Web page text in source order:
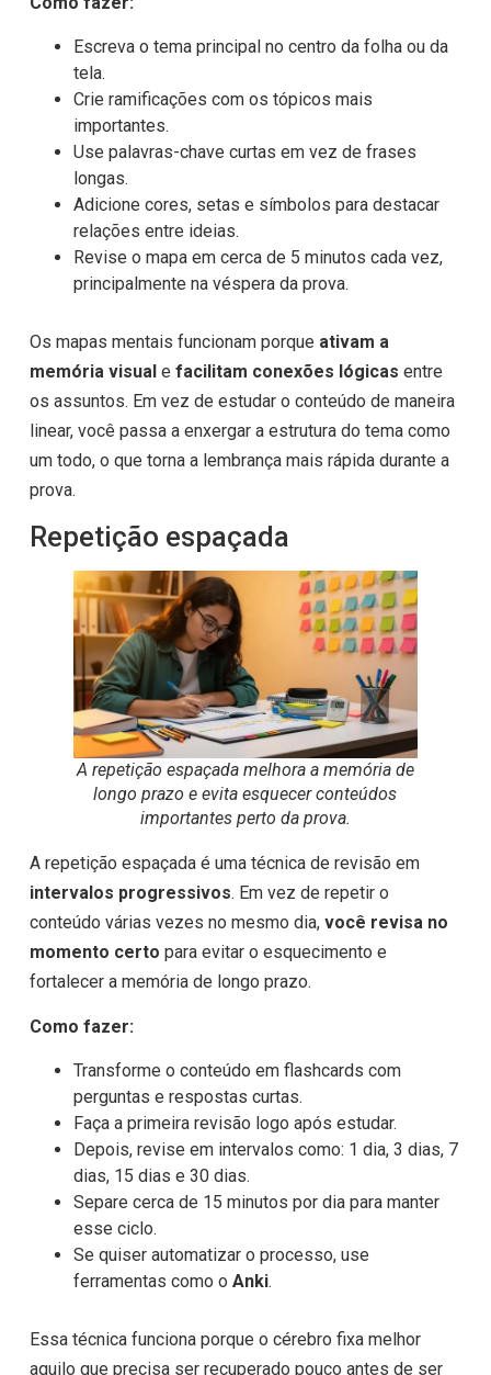
Escreva o tema principal no centro da folha ou da
tela.
Crie ramificações com os tópicos mais
importantes.
Use palavras-chave curtas em vez de frases
longas.
Adicione cores, setas e símbolos para destacar
relações entre ideias.
Revise o mapa em cerca de 5 minutos cada vez,
principalmente na véspera da prova.
Os mapas mentais funcionam porque ativam a
memória visuale facilitam conexões lógicas entre
os assuntos. Em vez de estudar o conteúdo de maneira
linear, você passa a enxergar a estrutura do tema como
um todo, o que torna a lembrança mais rápida durante a
prova.
Repetição espaçada
A repetição espaçada melhora a memória de
longo prazo e evita esquecer conteúdos
importantes perto da prova.
A repetição espaçada é uma técnica de revisão em
intervalos progressivos. Em vez de repetir o
conteúdo várias vezes no mesmo dia, você revisa no
momento certo para evitar o esquecimento e
fortalecer a memória de longo prazo.
Como fazer:
Transforme o conteúdo em flashcards com
perguntas e respostas curtas.
Faça a primeira revisão logo após estudar.
Depois, revise em intervalos como: 1 dia, 3 dias, 7
dias, 15 dias e 30 dias.
Separe cerca de 15 minutos por dia para manter
esse ciclo.
Se quiser automatizar o processo, use
ferramentas como o Anki.
Essa técnica funciona porque o cérebro fixa melhor
aquilo que precisa ser recuperado pouco antes de ser